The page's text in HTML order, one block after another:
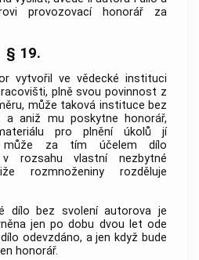
provozovací honorář za
§ 19.
vytvořil ve vědecké instituci
plně svou povinnost z
může taková instituce bez
a aniž mu poskytne honorář,
pro plnění úkolů jí
může za tím účelem dílo
v rozsahu vlastní nezbytné
rozmnoženiny rozděluje
dílo bez svolení autorova je
jen po dobu dvou let ode
odevzdáno, a jen když bude
honorář.